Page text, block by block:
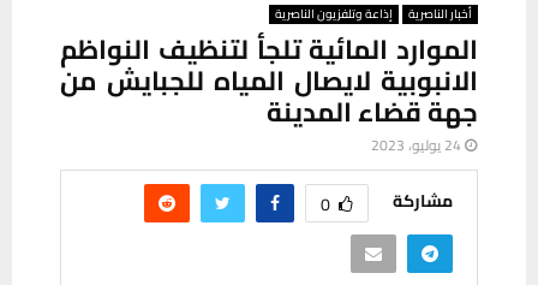
أخبار الناصرية إذاعة وتلفزيون الناصرية
الموارد المائية تلجأ لتنظيف النواظم
الانبوبية لايصال المياه للجبايش من
جهة قضاء المدينة
24 يوليو، 2023
مشاركة 0